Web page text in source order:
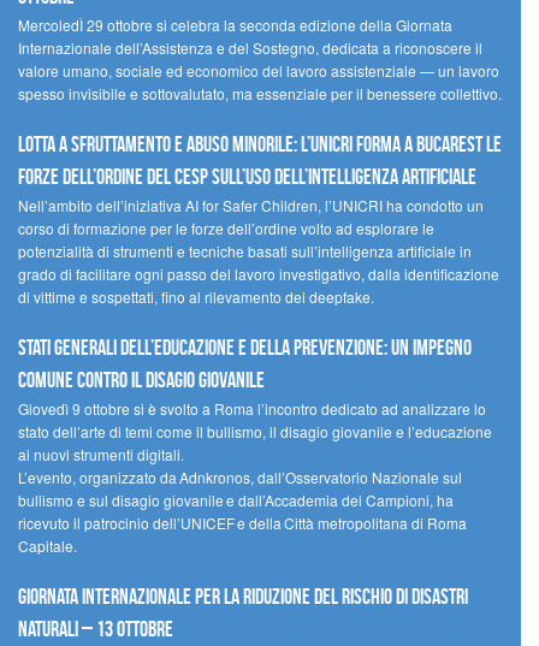
MercoledÌ 29 ottobre si celebra la seconda edizione della Giornata
Internazionale dell’Assistenza e del Sostegno, dedicata a riconoscere il
valore umano, sociale ed economico del lavoro assistenziale — un lavoro
spesso invisibile e sottovalutato, ma essenziale per il benessere collettivo.
Lotta a sfruttamento e abuso minorile: l’UNICRI forma a Bucarest le
forze dell’ordine del CESP sull’uso dell’Intelligenza Artificiale
Nell’ambito dell’iniziativa AI for Safer Children, l’UNICRI ha condotto un
corso di formazione per le forze dell’ordine volto ad esplorare le
potenzialità di strumenti e tecniche basati sull’intelligenza artificiale in
grado di facilitare ogni passo del lavoro investigativo, dalla identificazione
di vittime e sospettati, fino al rilevamento dei deepfake.
Stati Generali dell’Educazione e della Prevenzione: un impegno
comune contro il disagio giovanile
Giovedì 9 ottobre si è svolto a Roma l’incontro dedicato ad analizzare lo
stato dell’arte di temi come il bullismo, il disagio giovanile e l’educazione
ai nuovi strumenti digitali.
L’evento, organizzato da Adnkronos, dall’Osservatorio Nazionale sul
bullismo e sul disagio giovanile e dall’Accademia dei Campioni, ha
ricevuto il patrocinio dell’UNICEF e della Città metropolitana di Roma
Capitale.
Giornata internazionale per la riduzione del rischio di disastri
naturali – 13 ottobre